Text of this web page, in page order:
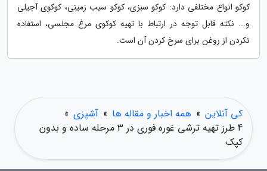
کوکو انواع مختلفی دارد: کوکو سبزی، کوکو سیب زمینی، کوکوی آجیلی
و... نکته قابل توجه در ارتباط با تهیه کوکوی مرغ مجلسی، استفاده
نکردن از روغن برای سرخ کردن آن است.
کی آنلاین » همه اخبار و مقاله ها » آشپزی »
4 طرز تهیه ترشی غوره فوری در 3 مرحله ساده و بدون
کپک